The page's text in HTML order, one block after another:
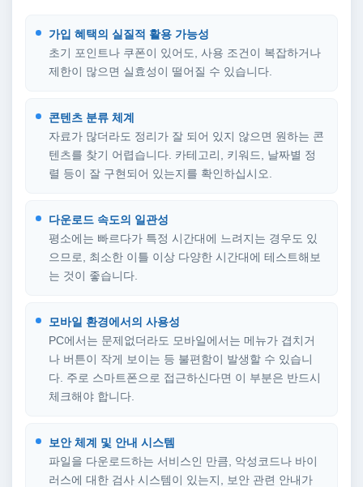
가입 혜택의 실질적 활용 가능성
초기 포인트나 쿠폰이 있어도, 사용 조건이 복잡하거나
제한이 많으면 실효성이 떨어질 수 있습니다.
콘텐츠 분류 체계
자료가 많더라도 정리가 잘 되어 있지 않으면 원하는 콘
텐츠를 찾기 어렵습니다. 카테고리, 키워드, 날짜별 정
렬 등이 잘 구현되어 있는지를 확인하십시오.
다운로드 속도의 일관성
평소에는 빠르다가 특정 시간대에 느려지는 경우도 있
으므로, 최소한 이틀 이상 다양한 시간대에 테스트해보
는 것이 좋습니다.
모바일 환경에서의 사용성
PC에서는 문제없더라도 모바일에서는 메뉴가 겹치거
나 버튼이 작게 보이는 등 불편함이 발생할 수 있습니
다. 주로 스마트폰으로 접근하신다면 이 부분은 반드시
체크해야 합니다.
보안 체계 및 안내 시스템
파일을 다운로드하는 서비스인 만큼, 악성코드나 바이
러스에 대한 검사 시스템이 있는지, 보안 관련 안내가